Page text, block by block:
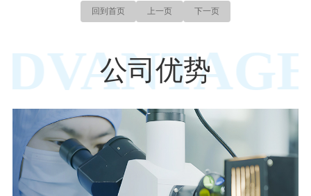
回到首页 上一页 下一页
公司优势